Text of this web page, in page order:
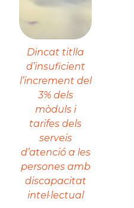
Dincat titlla
d’insuficient
l’increment del
3% dels
mòduls i
tarifes dels
serveis
d’atenció a les
persones amb
discapacitat
intel·lectual